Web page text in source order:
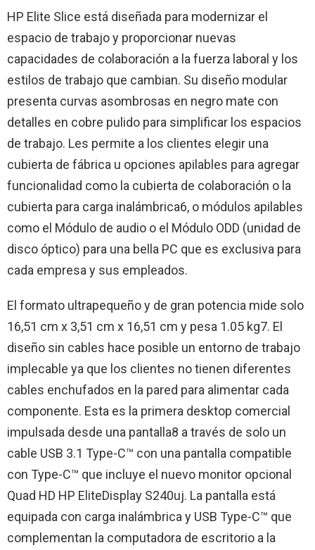
HP Elite Slice está diseñada para modernizar el
espacio de trabajo y proporcionar nuevas
capacidades de colaboración a la fuerza laboral y los
estilos de trabajo que cambian. Su diseño modular
presenta curvas asombrosas en negro mate con
detalles en cobre pulido para simplificar los espacios
de trabajo. Les permite a los clientes elegir una
cubierta de fábrica u opciones apilables para agregar
funcionalidad como la cubierta de colaboración o la
cubierta para carga inalámbrica6, o módulos apilables
como el Módulo de audio o el Módulo ODD (unidad de
disco óptico) para una bella PC que es exclusiva para
cada empresa y sus empleados.
El formato ultrapequeño y de gran potencia mide solo
16,51 cm x 3,51 cm x 16,51 cm y pesa 1.05 kg7. El
diseño sin cables hace posible un entorno de trabajo
implecable ya que los clientes no tienen diferentes
cables enchufados en la pared para alimentar cada
componente. Esta es la primera desktop comercial
impulsada desde una pantalla8 a través de solo un
cable USB 3.1 Type-C™ con una pantalla compatible
con Type-C™ que incluye el nuevo monitor opcional
Quad HD HP EliteDisplay S240uj. La pantalla está
equipada con carga inalámbrica y USB Type-C™ que
complementan la computadora de escritorio a la